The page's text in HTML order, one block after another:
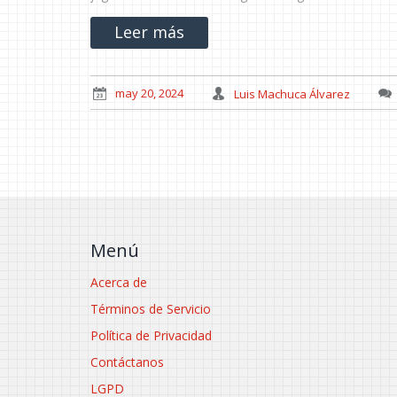
Leer más
may 20, 2024 Luis Machuca Álvarez
Menú
Acerca de
Términos de Servicio
Política de Privacidad
Contáctanos
LGPD